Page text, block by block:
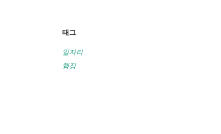
태그
일자리
행정